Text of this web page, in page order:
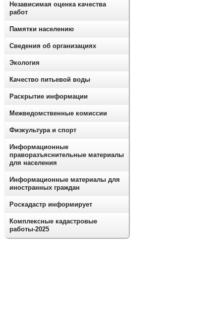
Независимая оценка качества
работ
Памятки населению
Сведения об организациях
Экология
Качество питьевой воды
Раскрытие информации
Межведомственные комиссии
Физкультура и спорт
Информационные
праворазъяснительные материалы
для населения
Информационные материалы для
иностранных граждан
Роскадастр информирует
Комплексные кадастровые
работы-2025